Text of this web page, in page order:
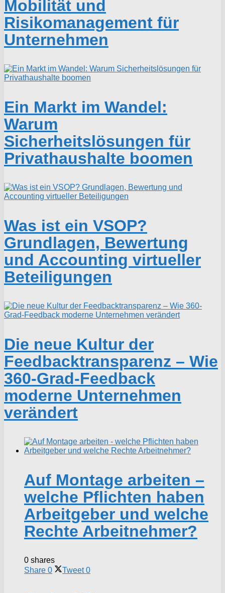
Mobilität und
Risikomanagement für
Unternehmen
Ein Markt im Wandel:
Warum
Sicherheitslösungen für
Privathaushalte boomen
Was ist ein VSOP?
Grundlagen, Bewertung
und Accounting virtueller
Beteiligungen
Die neue Kultur der
Feedbacktransparenz – Wie
360-Grad-Feedback
moderne Unternehmen
verändert
Auf Montage arbeiten –
welche Pflichten haben
Arbeitgeber und welche
Rechte Arbeitnehmer?
0 shares
Share 0 Tweet 0